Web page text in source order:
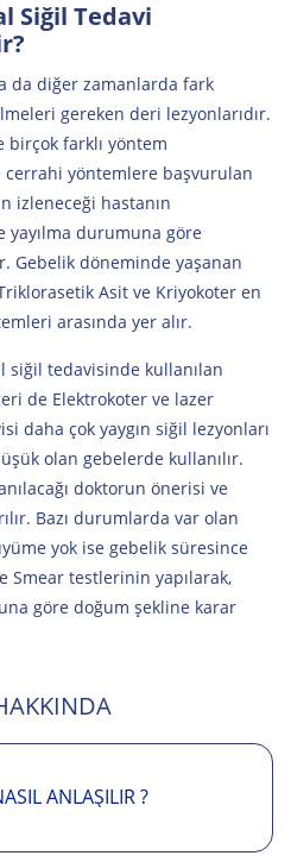
Siğil Tedavi
da diğer zamanlarda fark
gereken deri lezyonlarıdır.
farklı yöntem
cerrahi yöntemlere başvurulan
izleneceği hastanın
yayılma durumuna göre
Gebelik döneminde yaşanan
Asit ve Kriyokoter en
arasında yer alır.
tedavisinde kullanılan
de Elektrokoter ve lazer
daha çok yaygın siğil lezyonları
olan gebelerde kullanılır.
doktorun önerisi ve
Bazı durumlarda var olan
yok ise gebelik süresince
Smear testlerinin yapılarak,
göre doğum şekline karar
ANLAŞILIR ?